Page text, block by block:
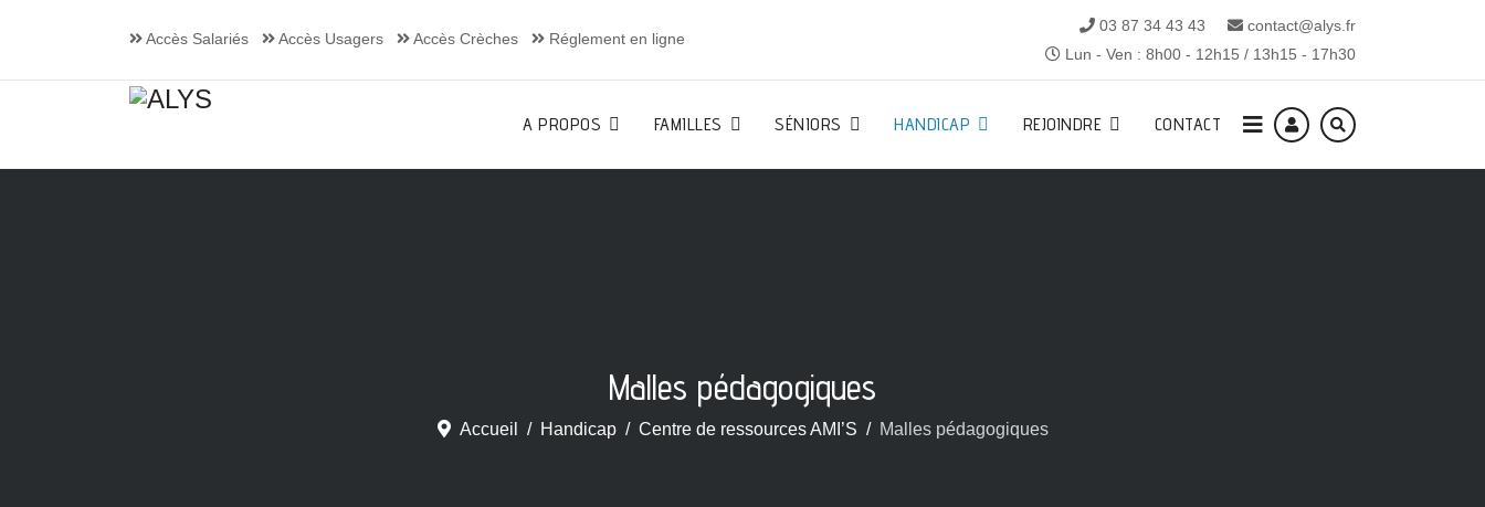
Accès Salariés Accès Usagers Accès Crèches Réglement en ligne
03 87 34 43 43
contact@alys.fr
Lun - Ven : 8h00 - 12h15 / 13h15 - 17h30
A PROPOS FAMILLES SÉNIORS HANDICAP REJOINDRE CONTACT
Malles pédagogiques
Accueil Handicap Centre de ressources AMI’S Malles pédagogiques